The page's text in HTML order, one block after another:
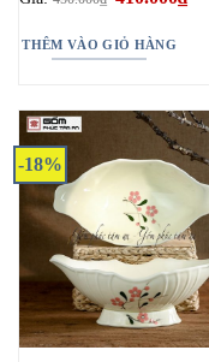
450.000₫.
hiện
THÊM VÀO GIỎ HÀNG
-18%